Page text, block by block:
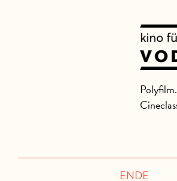
ENDE